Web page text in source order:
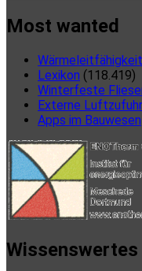
Most wanted
Lexikon (118.419)
Winterfeste
Externe
Apps im Bauwesen
Wissenswertes